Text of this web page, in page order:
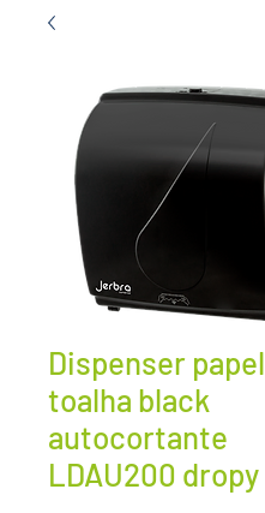
Dispenser papel
toalha black
autocortante
LDAU200 dropy